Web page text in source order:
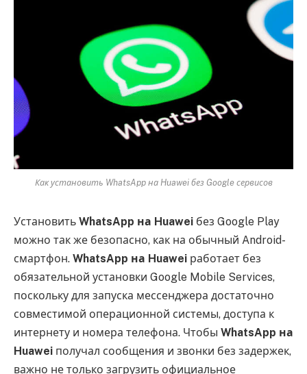
Как установить WhatsApp на Huawei без Google сервисов
Установить WhatsApp на Huawei без Google Play
можно так же безопасно, как на обычный Android-
смартфон. WhatsApp на Huawei работает без
обязательной установки Google Mobile Services,
поскольку для запуска мессенджера достаточно
совместимой операционной системы, доступа к
интернету и номера телефона. Чтобы WhatsApp на
Huawei получал сообщения и звонки без задержек,
важно не только загрузить официальное